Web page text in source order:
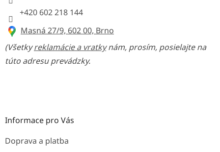
+420 602 218 144
Masná 27/9, 602 00, Brno
(Všetkyreklamácie a vratkynám, prosím, posielajte na
túto adresu prevádzky.
Informace pro Vás
Doprava a platba